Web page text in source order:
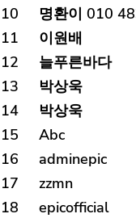
10
명환이 010
11
이원배
12
늘푸른바다
13
박상욱
14
박상욱
15
Abc
16
adminepic
17
zzmn
18
epicofficial